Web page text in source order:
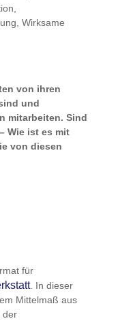
Wirksame
von ihren
und
mitarbeiten. Sind
Wie ist es mit
von diesen
für
. In dieser
Mittelmaß aus
der